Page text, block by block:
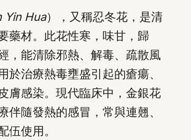
Yin Hua），又稱忍冬花，是清
藥材。此花性寒，味甘，歸
，能清除邪熱、解毒、疏散風
於治療熱毒壅盛引起的瘡瘍、
膚感染。現代臨床中，金銀花
伴隨發熱的感冒，常與連翹、
伍使用。